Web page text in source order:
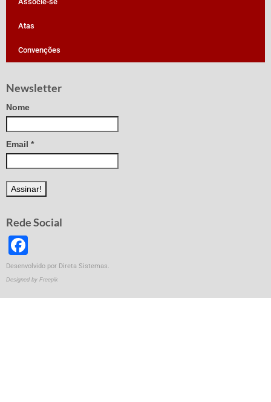
Atas
Convenções
Newsletter
Nome
Email *
Rede Social
Desenvolvido por Direta Sistemas
Designed by Freepik